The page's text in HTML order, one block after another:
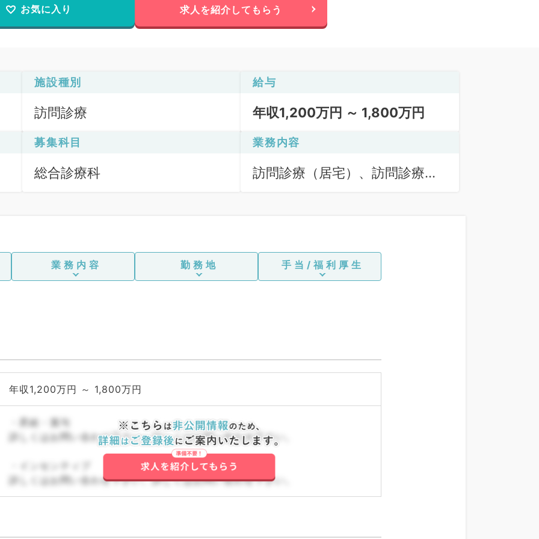
お気に入り 求人を紹介してもらう
施設種別
訪問診療
給与
年収1,200万円 ～ 1,800万円
募集科目
総合診療科
業務内容
訪問診療（居宅）、訪問診療
業務内容 勤務地 手当/福利厚生
年収1,200万円 ～ 1,800万円
・昇給・賞与
詳しくはお問い合わせ下さい。詳しくはお問い合わせ下さい。
・インセンティブ
詳しくはお問い合わせ下さい。詳しくはお問い合わせ下さい。